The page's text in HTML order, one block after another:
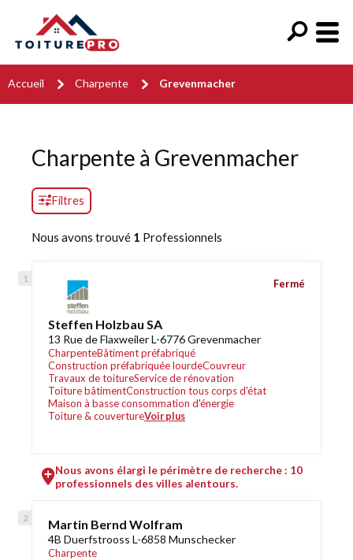
Accueil Charpente Grevenmacher
Charpente à Grevenmacher
Filtres
Nous avons trouvé 1 Professionnels
Steffen Holzbau SA
13 Rue de Flaxweiler L-6776 Grevenmacher
CharpenteBâtiment préfabriqué
Construction préfabriquée lourdeCouvreur
Travaux de toitureService de rénovation
Toiture bâtimentConstruction tous corps d'état
Maison à basse consommation d'énergie
Toiture & couvertureVoir plus
Fermé
Nous avons élargi le périmètre de recherche : 10
professionnels des villes alentours.
Martin Bernd Wolfram
4B Duerfstrooss L-6858 Munschecker
Charpente